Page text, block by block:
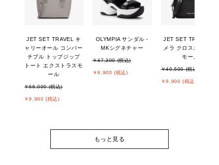
JET SET TRAVEL キ
ャリーオール コンバー
チブル トップジップ
トート エクストラスモ
ール
￥66,000 (税込)
￥9,900 (税込)
OLYMPIA サンダル -
MKシグネチャー
￥47,300 (税込)
￥9,900 (税込)
JET SET TRAVEL カ
メラ クロスボディ ス
モール
￥49,500 (税込)
￥9,900 (税込)
もっと見る